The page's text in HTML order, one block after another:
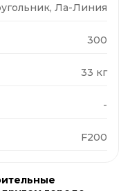
Ла-Линия
300
33 кг
-
F200